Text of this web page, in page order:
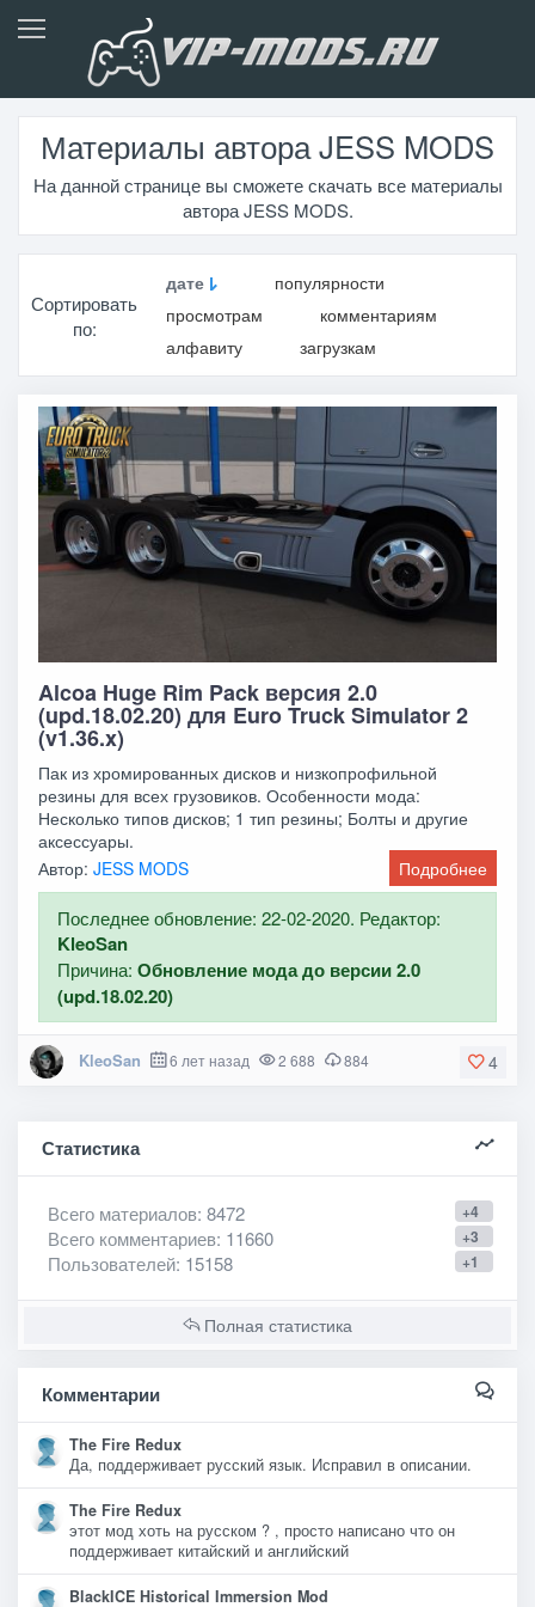
Материалы автора JESS MODS
На данной странице вы сможете скачать все материалы
автора JESS MODS.
Сортировать
по:
дате
популярности
просмотрам
комментариям
алфавиту
загрузкам
Alcoa Huge Rim Pack версия 2.0
(upd.18.02.20) для Euro Truck Simulator 2
(v1.36.x)
Пак из хромированных дисков и низкопрофильной
резины для всех грузовиков. Особенности мода:
Несколько типов дисков; 1 тип резины; Болты и другие
аксессуары.
Автор:JESS MODS Подробнее
Последнее обновление: 22-02-2020. Редактор:
KleoSan
Причина:Обновление мода до версии 2.0
(upd.18.02.20)
4
KleoSan 6 лет назад 2 688 884
Статистика
+4
Всего материалов: 8472
+3
Всего комментариев: 11660
+1
Пользователей: 15158
Полная статистика
Комментарии
The Fire Redux
Да, поддерживает русский язык. Исправил в описании.
The Fire Redux
этот мод хоть на русском ? , просто написано что он
поддерживает китайский и английский
BlackICE Historical Immersion Mod